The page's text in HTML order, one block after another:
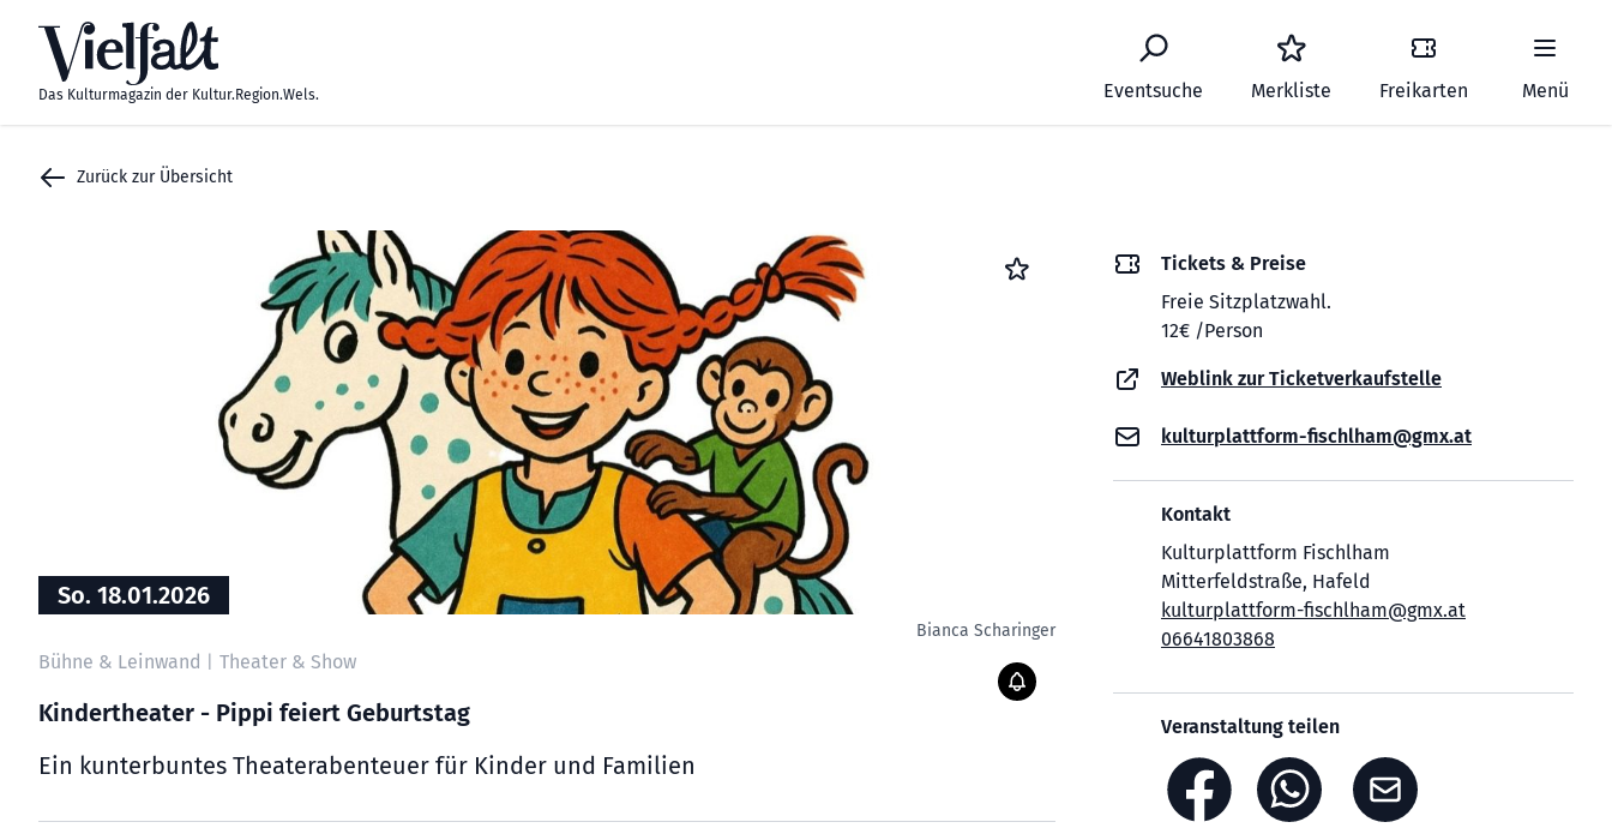
Das Kulturmagazin der Kultur.Region.Wels. Eventsuche Merkliste Freikarten Menü
Zurück zur Übersicht
So. 18.01.2026
Bianca Scharinger
Bühne & Leinwand Theater & Show
Kindertheater - Pippi feiert Geburtstag
Ein kunterbuntes Theaterabenteuer für Kinder und Familien
Tickets & Preise
Freie Sitzplatzwahl.
12€ /Person
Weblink zur Ticketverkaufstelle
kulturplattform-fischlham@gmx.at
Kontakt
Kulturplattform Fischlham
Mitterfeldstraße, Hafeld
kulturplattform-fischlham@gmx.at
06641803868
Veranstaltung teilen